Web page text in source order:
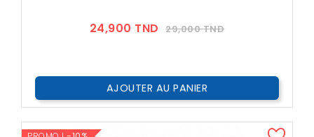
24,900 TND Prix
29,000 TNDPrix
AJOUTER AU PANIER